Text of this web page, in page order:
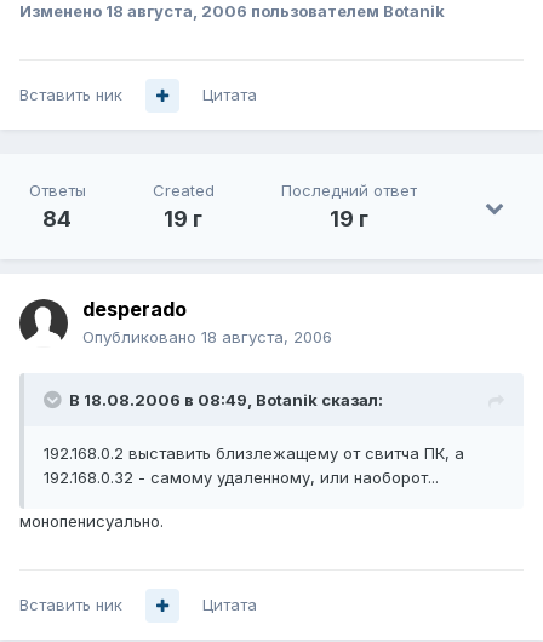
Изменено 18 августа, 2006 пользователем Botanik
Вставить ник Цитата
Ответы
84
Created
19 г
Последний ответ
19 г
desperado
Опубликовано 18 августа, 2006
В 18.08.2006 в 08:49, Botanik сказал:
192.168.0.2 выставить близлежащему от свитча ПК, а
192.168.0.32 - самому удаленному, или наоборот...
монопенисуально.
Вставить ник Цитата